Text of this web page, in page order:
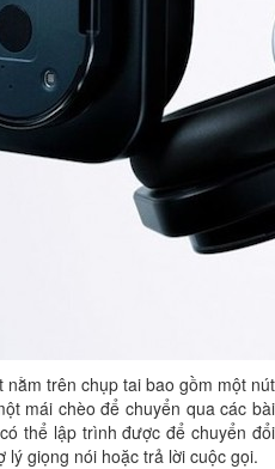
trên chụp tai bao gồm một nút
mái chèo để chuyển qua các bài
thể lập trình được để chuyển đổi
lý giọng nói hoặc trả lời cuộc gọi.